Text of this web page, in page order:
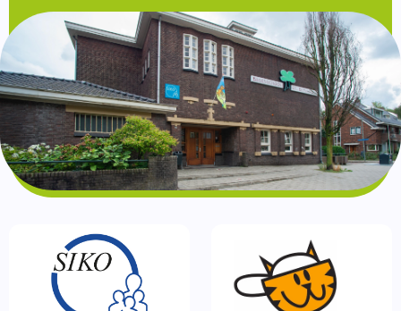
Schoolgids
Gezonde school
Kinderopvang
BSO
Routebeschrijving
Privacy